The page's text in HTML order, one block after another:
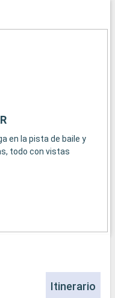
en la pista de baile y
todo con vistas
Itinerario